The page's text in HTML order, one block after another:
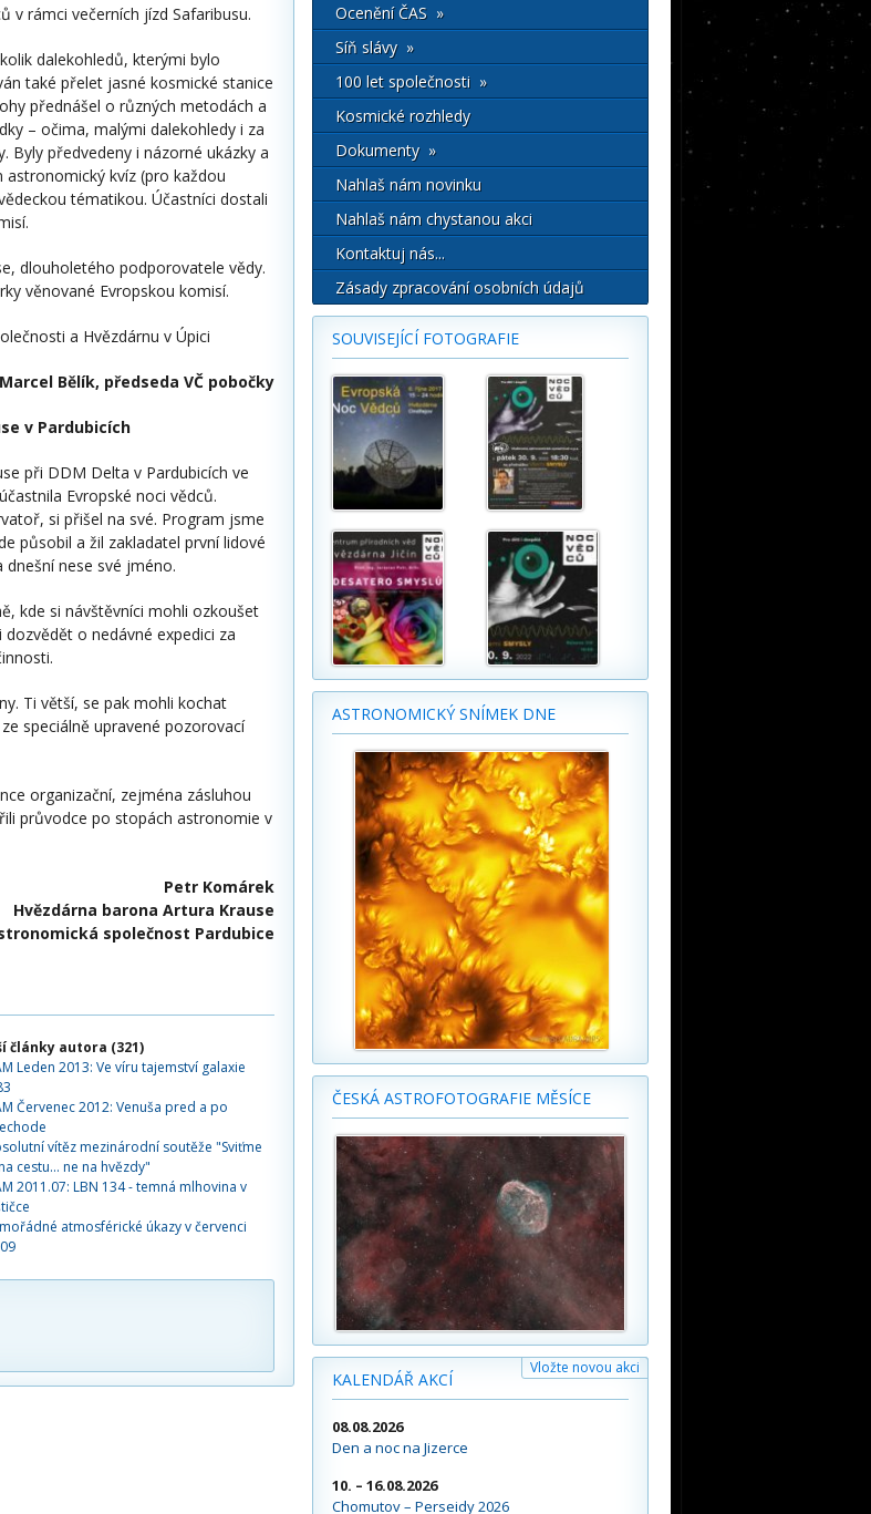
v rámci večerních jízd Safaribusu.
dalekohledů, kterými bylo
také přelet jasné kosmické stanice
přednášel o různých metodách a
– očima, malými dalekohledy i za
Byly předvedeny i názorné ukázky a
kvíz (pro každou
tématikou. Účastníci dostali
dlouholetého podporovatele vědy.
věnované Evropskou komisí.
a Hvězdárnu v Úpici
Marcel Bělík, předseda VČ pobočky
v Pardubicích
při DDM Delta v Pardubicích ve
Evropské noci vědců.
si přišel na své. Program jsme
působil a žil zakladatel první lidové
nese své jméno.
kde si návštěvníci mohli ozkoušet
o nedávné expedici za
Ti větší, se pak mohli kochat
speciálně upravené pozorovací
organizační, zejména zásluhou
průvodce po stopách astronomie v
Petr Komárek
Hvězdárna barona Artura Krause
společnost Pardubice
články autora (321)
Leden 2013: Ve víru tajemství galaxie
Červenec 2012: Venuša pred a po
vítěz mezinárodní soutěže "Sviťme
cestu... ne na hvězdy"
2011.07: LBN 134 - temná mlhovina v
atmosférické úkazy v červenci
Ocenění ČAS »
Síň slávy »
100 let společnosti »
Kosmické rozhledy
Dokumenty »
Nahlaš nám novinku
Nahlaš nám chystanou akci
Kontaktuj nás...
Zásady zpracování osobních údajů
SOUVISEJÍCÍ FOTOGRAFIE
ASTRONOMICKÝ SNÍMEK DNE
ČESKÁ ASTROFOTOGRAFIE MĚSÍCE
KALENDÁŘ AKCÍ
Vložte novou akci
08.08.2026
Den a noc na Jizerce
10. – 16.08.2026
Chomutov – Perseidy 2026